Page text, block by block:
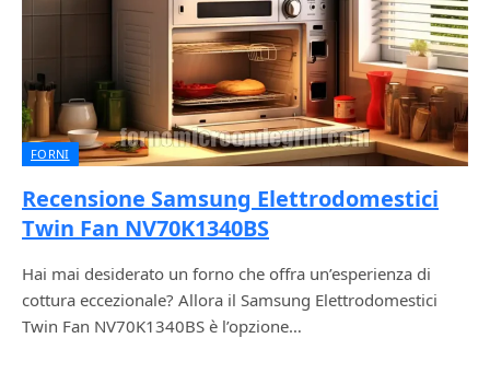
FORNI
Recensione Samsung Elettrodomestici
Twin Fan NV70K1340BS
Hai mai desiderato un forno che offra un’esperienza di
cottura eccezionale? Allora il Samsung Elettrodomestici
Twin Fan NV70K1340BS è l’opzione…